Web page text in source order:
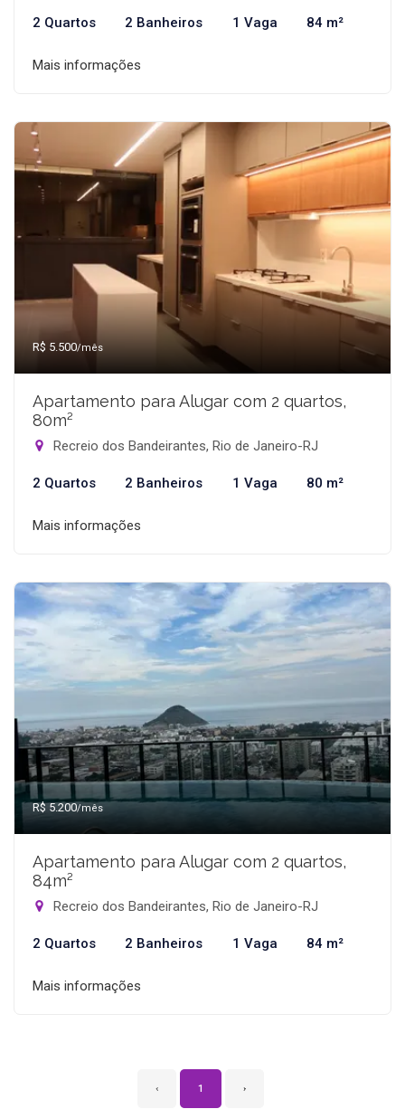
2 Quartos 2 Banheiros 1 Vaga 84 m²
Mais informações
R$ 5.500/mês
Apartamento para Alugar com 2 quartos,
80m²
Recreio dos Bandeirantes, Rio de Janeiro-RJ
2 Quartos 2 Banheiros 1 Vaga 80 m²
Mais informações
R$ 5.200/mês
Apartamento para Alugar com 2 quartos,
84m²
Recreio dos Bandeirantes, Rio de Janeiro-RJ
2 Quartos 2 Banheiros 1 Vaga 84 m²
Mais informações
‹ 1 ›